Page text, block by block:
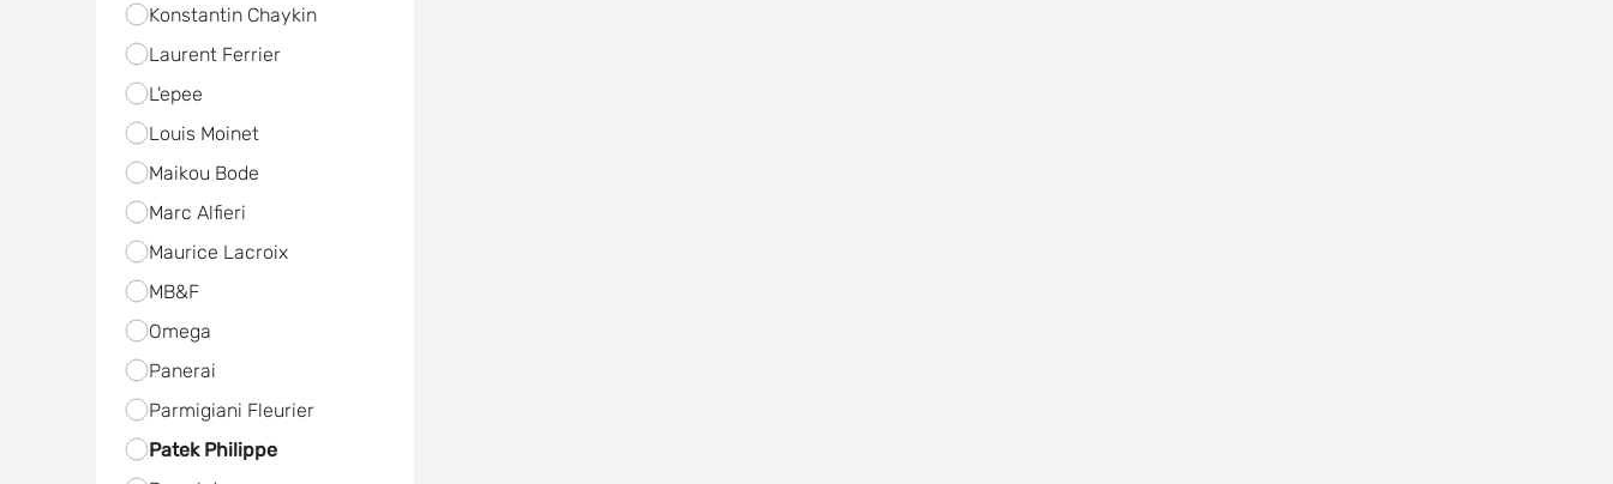
Konstantin Chaykin
Laurent Ferrier
L'epee
Louis Moinet
Maikou Bode
Marc Alfieri
Maurice Lacroix
MB&F
Omega
Panerai
Parmigiani Fleurier
Patek Philippe